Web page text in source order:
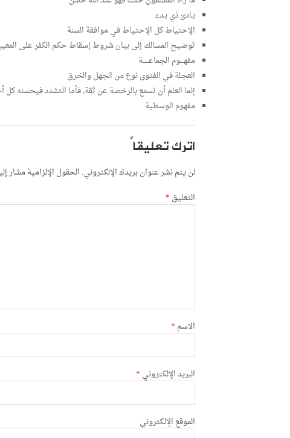
بـادئ ذي بـدء
الإحتياط كل الإحتياط في موافقة السنة
توضيح المسالك إلى بيان شروط إسقاط حكم الكفر على
مفهـــوم الجماعـــــة
العجلة في الفتوى نوع من الجهل والخرق
إنما العلم أن تسمع بالرخصة عن ثقة, فأما التشدد فيحسنه كل
مفهوم الوسطية
اترك تعليقاً
لن يتم نشر عنوان بريدك الإلكتروني. الحقول الإلزامية مشار
التعليق *
الاسم *
البريد الإلكتروني *
الموقع الإلكتروني